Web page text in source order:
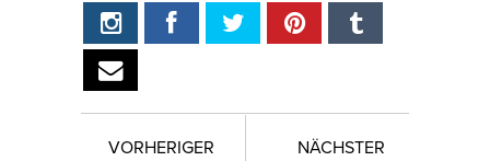
VORHERIGER
NÄCHSTER